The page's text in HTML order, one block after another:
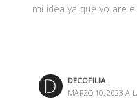
mi idea ya que yo aré
DECOFILIA
MARZO 10, 2023 A